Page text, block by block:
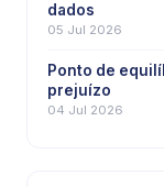
dados
05 Jul 2026
Ponto de
prejuízo
04 Jul 2026